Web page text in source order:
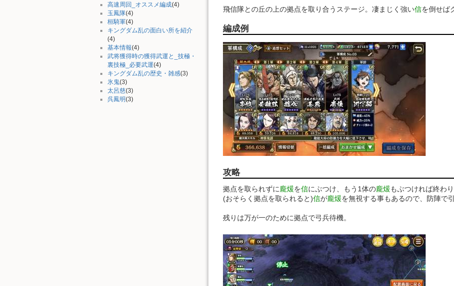
高速周回_オススメ編成(4)
玉鳳隊(4)
桓騎軍(4)
キングダム乱の面白い所を紹介
(4)
基本情報(4)
武将獲得時の獲得武運と_技極・
裏技極_必要武運(4)
キングダム乱の歴史・雑感(3)
氷鬼(3)
太呂慈(3)
呉鳳明(3)
飛信隊との丘の上の拠点を取り合うステージ。凄まじく強い信を倒せば
編成例
攻略
拠点を取られずに龐煖を信にぶつけ、もう1体の龐煖もぶつければ終わ
(おそらく拠点を取られると)信が龐煖を無視する事もあるので、防陣で
残りは万が一のために拠点で弓兵待機。